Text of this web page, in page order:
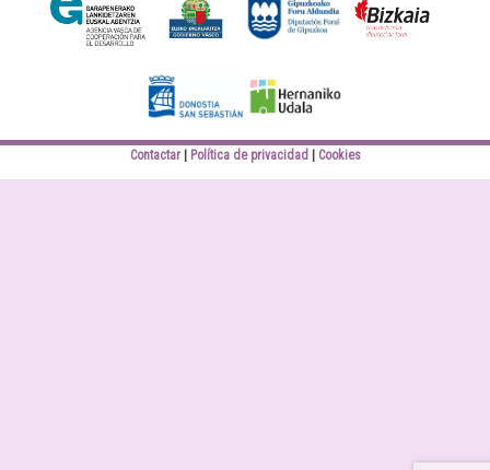
Eusko jaurlaritza
Gipuzkoa
Contactar Política de privacidad Cookies